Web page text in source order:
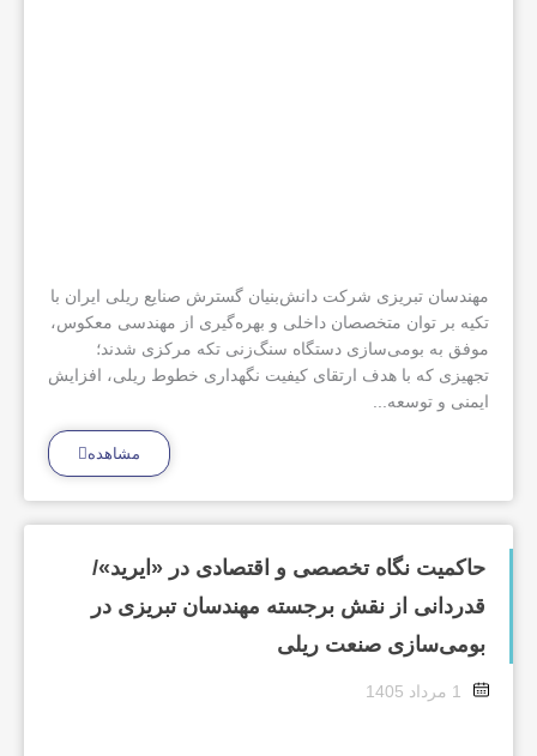
مهندسان تبریزی شرکت دانش‌بنیان گسترش صنایع ریلی ایران با
تکیه بر توان متخصصان داخلی و بهره‌گیری از مهندسی معکوس،
موفق به بومی‌سازی دستگاه سنگ‌زنی تکه مرکزی شدند؛
تجهیزی که با هدف ارتقای کیفیت نگهداری خطوط ریلی، افزایش
ایمنی و توسعه...
مشاهده
حاکمیت نگاه تخصصی و اقتصادی در «ایرید»/
قدردانی از نقش برجسته مهندسان تبریزی در
بومی‌سازی صنعت ریلی
1 مرداد 1405